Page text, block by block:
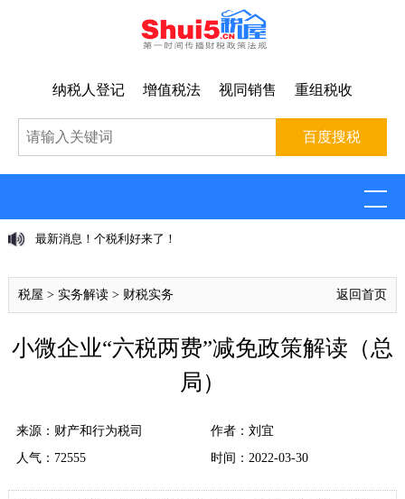
纳税人登记 增值税法 视同销售 重组税收
最新消息！个税利好来了！
税屋 > 实务解读> 财税实务 返回首页
小微企业“六税两费”减免政策解读（总
局）
来源：财产和行为税司
作者：刘宜
人气： 72555 时间：2022-03-30